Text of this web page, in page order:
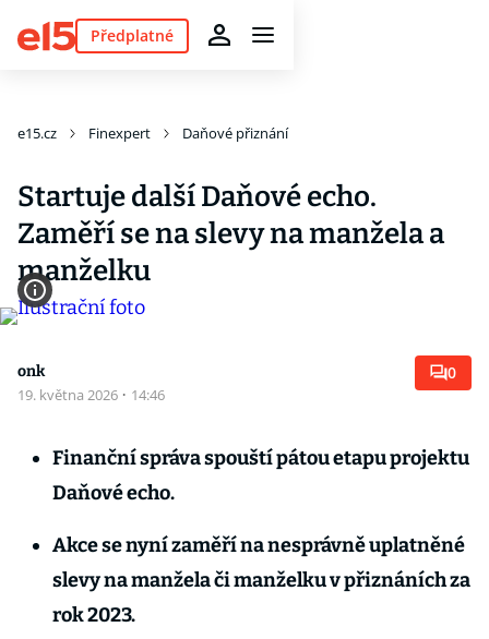
Předplatné
e15.cz Finexpert Daňové přiznání
Startuje další Daňové echo.
Zaměří se na slevy na manžela a
manželku
onk
19. května 2026 · 14:46
0
Finanční správa spouští pátou etapu projektu
Daňové echo.
Akce se nyní zaměří na nesprávně uplatněné
slevy na manžela či manželku v přiznáních za
rok 2023.